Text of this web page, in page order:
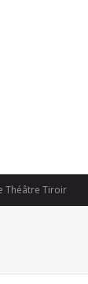
Théâtre Tiroir